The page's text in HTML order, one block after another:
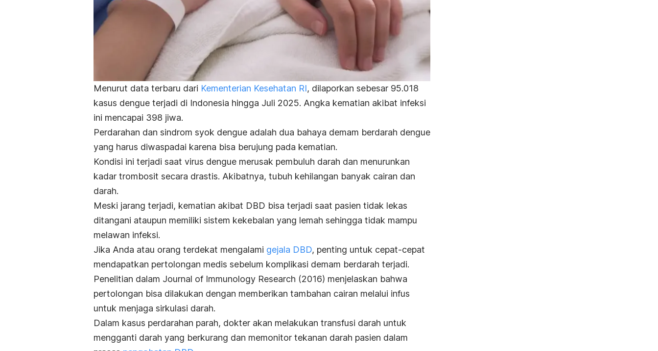
Menurut data terbaru dari Kementerian Kesehatan RI, dilaporkan sebesar 95.018
kasus dengue terjadi di Indonesia hingga Juli 2025. Angka kematian akibat infeksi
ini mencapai 398 jiwa.
Perdarahan dan sindrom syok dengue adalah dua bahaya demam berdarah dengue
yang harus diwaspadai karena bisa berujung pada kematian.
Kondisi ini terjadi saat virus dengue merusak pembuluh darah dan menurunkan
kadar trombosit secara drastis. Akibatnya, tubuh kehilangan banyak cairan dan
darah.
Meski jarang terjadi, kematian akibat DBD bisa terjadi saat pasien tidak lekas
ditangani ataupun memiliki sistem kekebalan yang lemah sehingga tidak mampu
melawan infeksi.
Jika Anda atau orang terdekat mengalami gejala DBD, penting untuk cepat-cepat
mendapatkan pertolongan medis sebelum komplikasi demam berdarah terjadi.
Penelitian dalam Journal of Immunology Research (2016) menjelaskan bahwa
pertolongan bisa dilakukan dengan memberikan tambahan cairan melalui infus
untuk menjaga sirkulasi darah.
Dalam kasus perdarahan parah, dokter akan melakukan transfusi darah untuk
mengganti darah yang berkurang dan memonitor tekanan darah pasien dalam